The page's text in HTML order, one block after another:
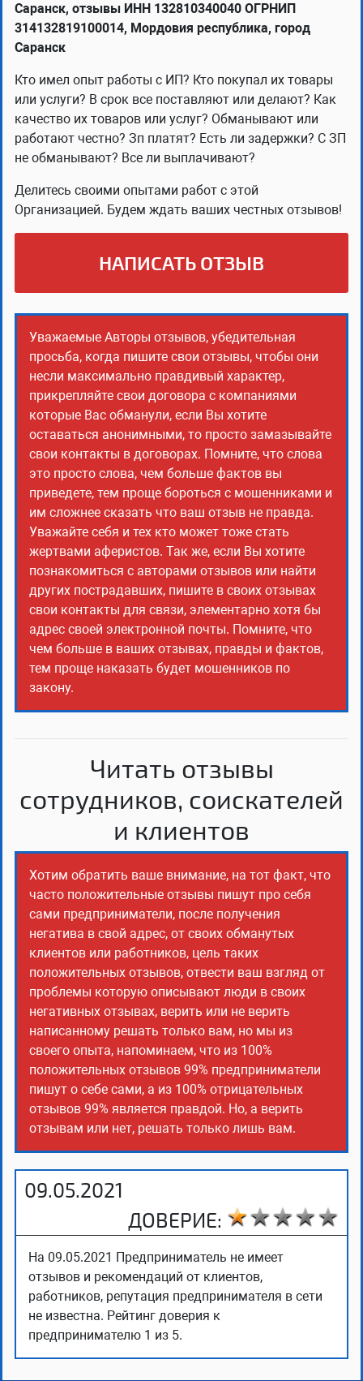
Саранск, отзывы ИНН 132810340040 ОГРНИП
314132819100014, Мордовия республика, город
Саранск
Кто имел опыт работы с ИП? Кто покупал их товары
или услуги? В срок все поставляют или делают? Как
качество их товаров или услуг? Обманывают или
работают честно? Зп платят? Есть ли задержки? С ЗП
не обманывают? Все ли выплачивают?
Делитесь своими опытами работ с этой
Организацией. Будем ждать ваших честных отзывов!
НАПИСАТЬ ОТЗЫВ
Уважаемые Авторы отзывов, убедительная
просьба, когда пишите свои отзывы, чтобы они
несли максимально правдивый характер,
прикрепляйте свои договора с компаниями
которые Вас обманули, если Вы хотите
оставаться анонимными, то просто замазывайте
свои контакты в договорах. Помните, что слова
это просто слова, чем больше фактов вы
приведете, тем проще бороться с мошенниками и
им сложнее сказать что ваш отзыв не правда.
Уважайте себя и тех кто может тоже стать
жертвами аферистов. Так же, если Вы хотите
познакомиться с авторами отзывов или найти
других пострадавших, пишите в своих отзывах
свои контакты для связи, элементарно хотя бы
адрес своей электронной почты. Помните, что
чем больше в ваших отзывах, правды и фактов,
тем проще наказать будет мошенников по
закону.
Читать отзывы
сотрудников, соискателей
и клиентов
Хотим обратить ваше внимание, на тот факт, что
часто положительные отзывы пишут про себя
сами предприниматели, после получения
негатива в свой адрес, от своих обманутых
клиентов или работников, цель таких
положительных отзывов, отвести ваш взгляд от
проблемы которую описывают люди в своих
негативных отзывах, верить или не верить
написанному решать только вам, но мы из
своего опыта, напоминаем, что из 100%
положительных отзывов 99% предприниматели
пишут о себе сами, а из 100% отрицательных
отзывов 99% является правдой. Но, а верить
отзывам или нет, решать только лишь вам.
09.05.2021
ДОВЕРИЕ:
На 09.05.2021 Предприниматель не имеет
отзывов и рекомендаций от клиентов,
работников, репутация предпринимателя в сети
не известна. Рейтинг доверия к
предпринимателю 1 из 5.